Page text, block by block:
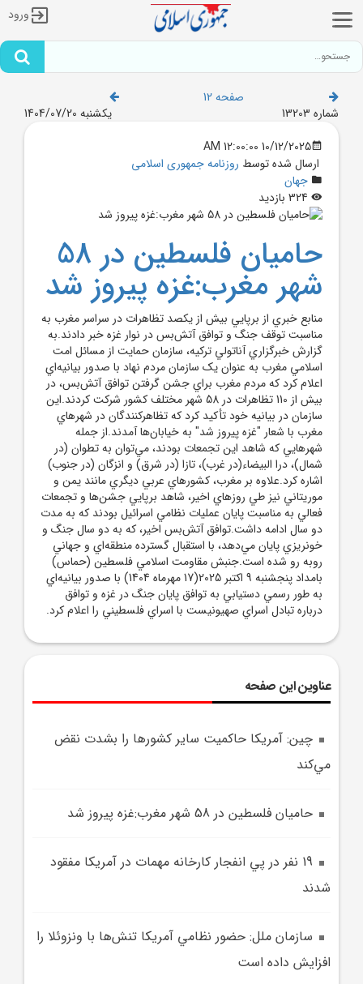
ورود
صفحه 12
شماره 13203
یکشنبه 1404/07/20
10/12/2025 12:00:00 AM
ارسال شده توسط روزنامه جمهوری اسلامی
جهان
حاميان فلسطين در 58
شهر مغرب:غزه پيروز شد
منابع خبري از برپايي بيش از يکصد تظاهرات در سراسر مغرب به
مناسبت توقف جنگ و توافق آتش‌بس در نوار غزه خبر دادند.به
گزارش خبرگزاري آناتولي ترکيه، سازمان حمايت از مسائل امت
اسلامي مغرب به عنوان يک سازمان مردم نهاد با صدور بيانيه‌اي
اعلام کرد که مردم مغرب براي جشن گرفتن توافق آتش‌بس، در
بيش از 110 تظاهرات در 58 شهر مختلف کشور شرکت کردند.اين
سازمان در بيانيه خود تأکيد کرد که تظاهرکنندگان در شهرهاي
مغرب با شعار "غزه پيروز شد" به خيابان‌ها آمدند.از جمله
شهرهايي که شاهد اين تجمعات بودند، مي‌توان به تطوان (در
شمال)، درا البيضاء(در غرب)، تازا (در شرق) و انزگان (در جنوب)
اشاره کرد.علاوه بر مغرب، کشورهاي عربي ديگري مانند يمن و
موريتاني نيز طي روزهاي اخير، شاهد برپايي جشن‌ها و تجمعات
فعالي به مناسبت پايان عمليات نظامي اسرائيل بودند که به مدت
دو سال ادامه داشت.توافق آتش‌بس اخير، که به دو سال جنگ و
خونريزي پايان مي‌دهد، با استقبال گسترده منطقه‌اي و جهاني
روبه رو شده است.جنبش مقاومت اسلامي فلسطين (حماس)
بامداد پنجشنبه 9 اکتبر 2025(17 مهرماه 1404) با صدور بيانيه‌اي
به طور رسمي دستيابي به توافق پايان جنگ در غزه و توافق
درباره تبادل اسراي صهيونيست با اسراي فلسطيني را اعلام کرد.
عناوین این صفحه
چين: آمريکا حاکميت ساير کشورها را بشدت نقض
مي‌کند
حاميان فلسطين در 58 شهر مغرب:غزه پيروز شد
19 نفر در پي انفجار کارخانه مهمات در آمريکا مفقود
شدند
سازمان ملل: حضور نظامي آمريکا تنش‌ها با ونزوئلا را
افزايش داده است